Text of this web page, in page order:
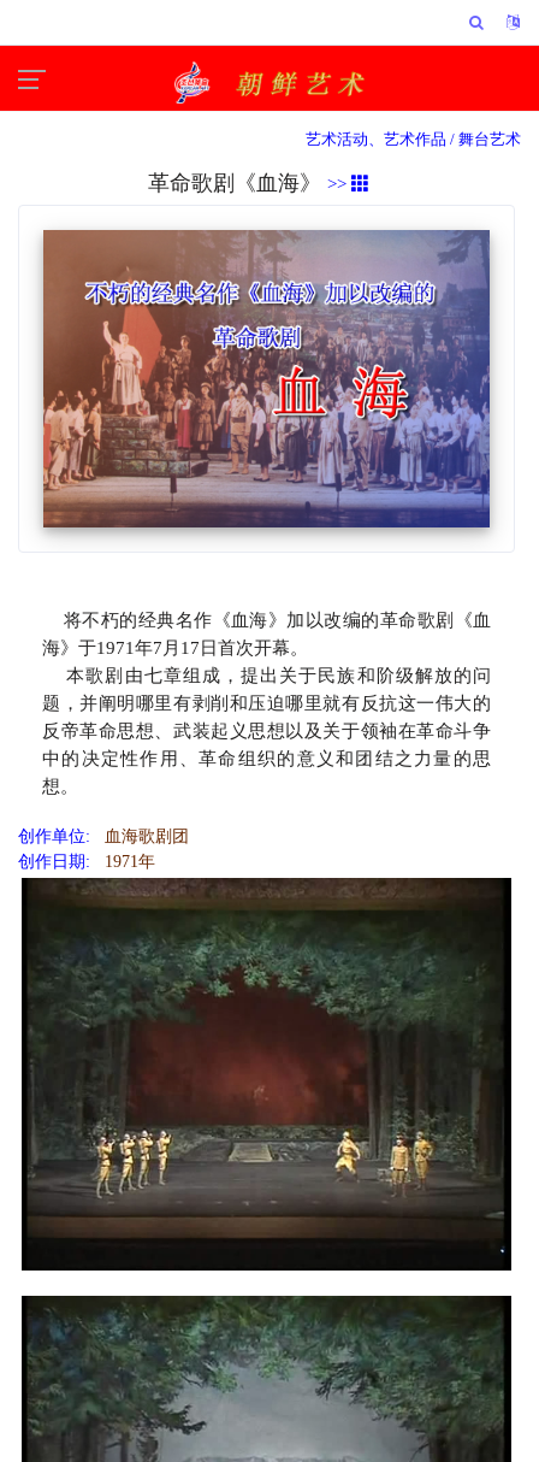
艺术活动、艺术作品 / 舞台艺术
革命歌剧《血海》 >>
将不朽的经典名作《血海》加以改编的革命歌剧《血
海》于1971年7月17日首次开幕。
本歌剧由七章组成，提出关于民族和阶级解放的问
题，并阐明哪里有剥削和压迫哪里就有反抗这一伟大的
反帝革命思想、武装起义思想以及关于领袖在革命斗争
中的决定性作用、革命组织的意义和团结之力量的思
想。
创作单位:
血海歌剧团
创作日期:
1971年